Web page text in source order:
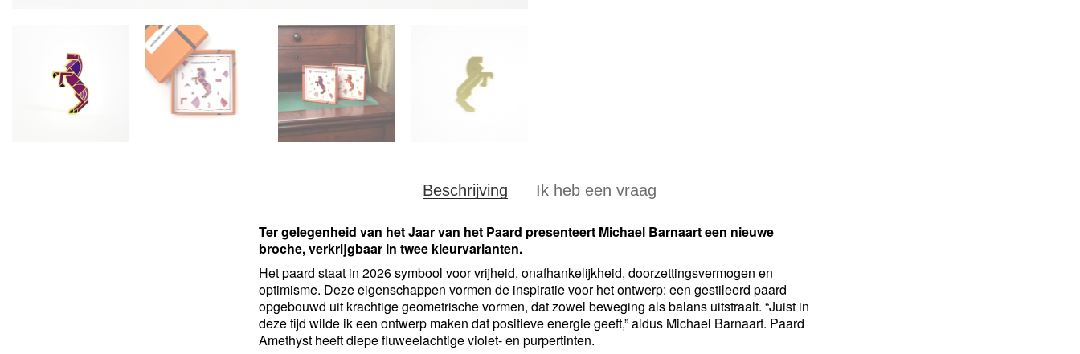
Beschrijving Ik heb een vraag
Ter gelegenheid van het Jaar van het Paard presenteert Michael Barnaart een nieuwe
broche, verkrijgbaar in twee kleurvarianten.
Het paard staat in 2026 symbool voor vrijheid, onafhankelijkheid, doorzettingsvermogen en
optimisme. Deze eigenschappen vormen de inspiratie voor het ontwerp: een gestileerd paard
opgebouwd uit krachtige geometrische vormen, dat zowel beweging als balans uitstraalt. “Juist in
deze tijd wilde ik een ontwerp maken dat positieve energie geeft,” aldus Michael Barnaart. Paard
Amethyst heeft diepe fluweelachtige violet- en purpertinten.